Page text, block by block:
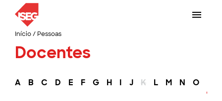
Início/ Pessoas
Docentes
A B C D E F G H I J K L M N O